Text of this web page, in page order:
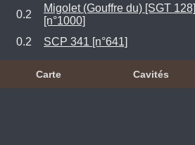
0.2
Migolet (Gouffre du) [SGT 128]
[n°1000]
0.2 SCP 341 [n°641]
Carte Cavités